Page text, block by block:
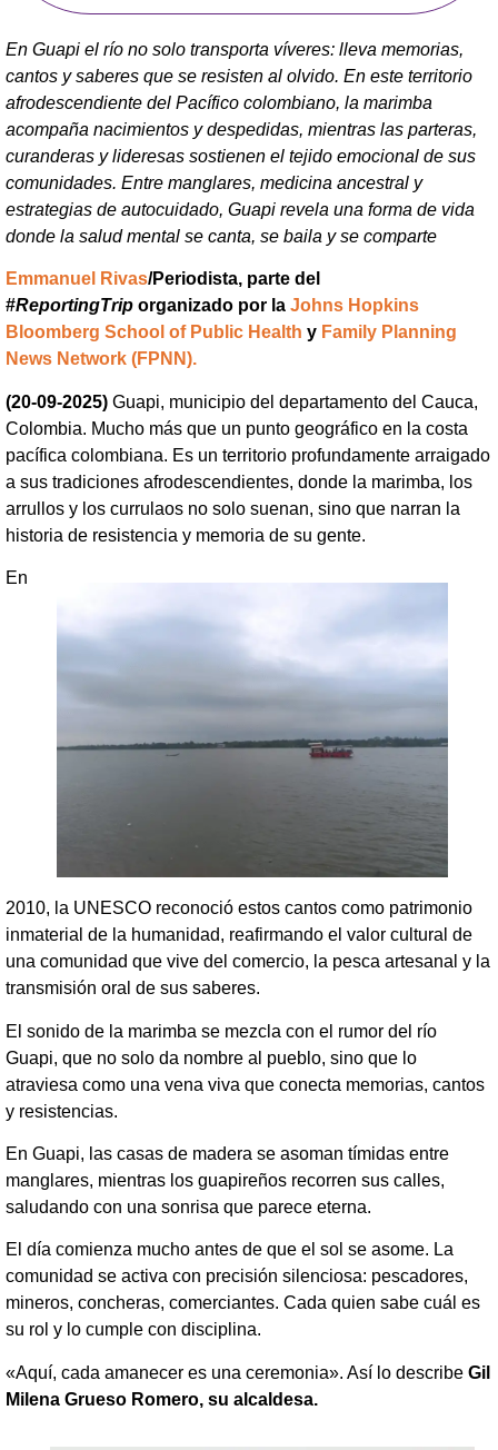
En Guapi el río no solo transporta víveres: lleva memorias,
cantos y saberes que se resisten al olvido. En este territorio
afrodescendiente del Pacífico colombiano, la marimba
acompaña nacimientos y despedidas, mientras las parteras,
curanderas y lideresas sostienen el tejido emocional de sus
comunidades. Entre manglares, medicina ancestral y
estrategias de autocuidado, Guapi revela una forma de vida
donde la salud mental se canta, se baila y se comparte
Emmanuel Rivas/Periodista, parte del
#ReportingTrip organizado por la Johns Hopkins
Bloomberg School of Public Health y Family Planning
News Network (FPNN).
(20-09-2025) Guapi, municipio del departamento del Cauca,
Colombia. Mucho más que un punto geográfico en la costa
pacífica colombiana. Es un territorio profundamente arraigado
a sus tradiciones afrodescendientes, donde la marimba, los
arrullos y los currulaos no solo suenan, sino que narran la
historia de resistencia y memoria de su gente.
En
2010, la UNESCO reconoció estos cantos como patrimonio
inmaterial de la humanidad, reafirmando el valor cultural de
una comunidad que vive del comercio, la pesca artesanal y la
transmisión oral de sus saberes.
El sonido de la marimba se mezcla con el rumor del río
Guapi, que no solo da nombre al pueblo, sino que lo
atraviesa como una vena viva que conecta memorias, cantos
y resistencias.
En Guapi, las casas de madera se asoman tímidas entre
manglares, mientras los guapireños recorren sus calles,
saludando con una sonrisa que parece eterna.
El día comienza mucho antes de que el sol se asome. La
comunidad se activa con precisión silenciosa: pescadores,
mineros, concheras, comerciantes. Cada quien sabe cuál es
su rol y lo cumple con disciplina.
«Aquí, cada amanecer es una ceremonia». Así lo describe Gil
Milena Grueso Romero, su alcaldesa.